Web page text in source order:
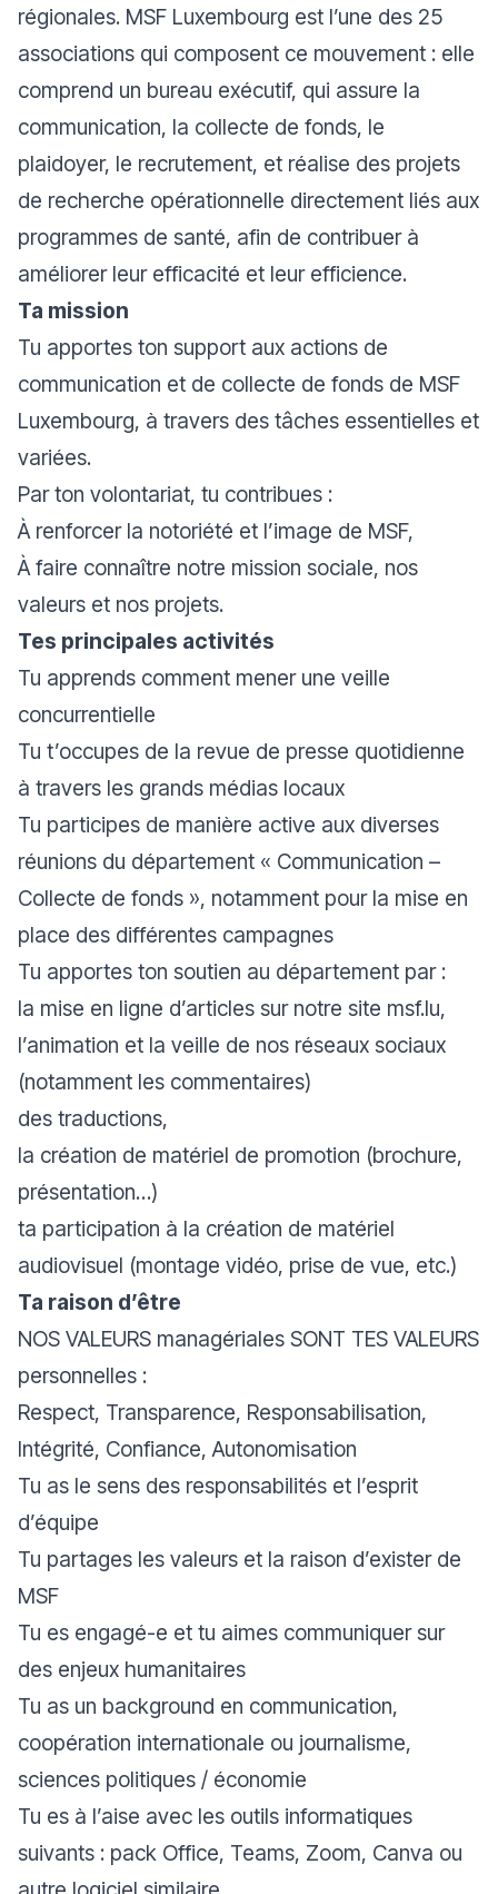
régionales. MSF Luxembourg est l’une des 25
associations qui composent ce mouvement : elle
comprend un bureau exécutif, qui assure la
communication, la collecte de fonds, le
plaidoyer, le recrutement, et réalise des projets
de recherche opérationnelle directement liés aux
programmes de santé, afin de contribuer à
améliorer leur efficacité et leur efficience.
Ta mission
Tu apportes ton support aux actions de
communication et de collecte de fonds de MSF
Luxembourg, à travers des tâches essentielles et
variées.
Par ton volontariat, tu contribues :
À renforcer la notoriété et l’image de MSF,
À faire connaître notre mission sociale, nos
valeurs et nos projets.
Tes principales activités
Tu apprends comment mener une veille
concurrentielle
Tu t’occupes de la revue de presse quotidienne
à travers les grands médias locaux
Tu participes de manière active aux diverses
réunions du département « Communication –
Collecte de fonds », notamment pour la mise en
place des différentes campagnes
Tu apportes ton soutien au département par :
la mise en ligne d’articles sur notre site msf.lu,
l’animation et la veille de nos réseaux sociaux
(notamment les commentaires)
des traductions,
la création de matériel de promotion (brochure,
présentation…)
ta participation à la création de matériel
audiovisuel (montage vidéo, prise de vue, etc.)
Ta raison d’être
NOS VALEURS managériales SONT TES VALEURS
personnelles :
Respect, Transparence, Responsabilisation,
Intégrité, Confiance, Autonomisation
Tu as le sens des responsabilités et l’esprit
d’équipe
Tu partages les valeurs et la raison d’exister de
MSF
Tu es engagé-e et tu aimes communiquer sur
des enjeux humanitaires
Tu as un background en communication,
coopération internationale ou journalisme,
sciences politiques / économie
Tu es à l’aise avec les outils informatiques
suivants : pack Office, Teams, Zoom, Canva ou